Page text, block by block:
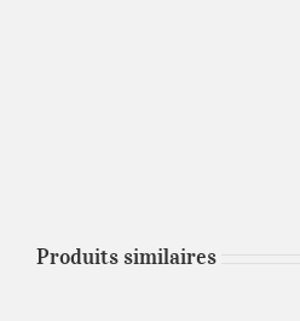
Produits similaires